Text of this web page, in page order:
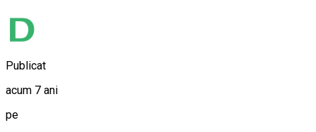
Publicat
acum 7 ani
pe